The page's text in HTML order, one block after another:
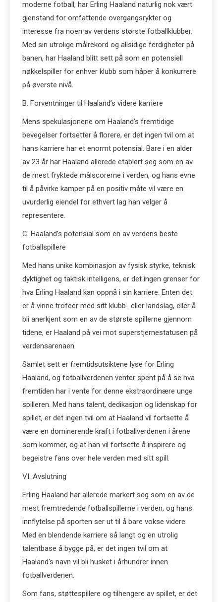
moderne fotball, har Erling Haaland naturlig nok vært
gjenstand for omfattende overgangsrykter og
interesse fra noen av verdens største fotballklubber.
Med sin utrolige målrekord og allsidige ferdigheter på
banen, har Haaland blitt sett på som en potensiell
nøkkelspiller for enhver klubb som håper å konkurrere
på øverste nivå.
B. Forventninger til Haaland’s videre karriere
Mens spekulasjonene om Haaland’s fremtidige
bevegelser fortsetter å florere, er det ingen tvil om at
hans karriere har et enormt potensial. Bare i en alder
av 23 år har Haaland allerede etablert seg som en av
de mest fryktede målscorerne i verden, og hans evne
til å påvirke kamper på en positiv måte vil være en
uvurderlig eiendel for ethvert lag han velger å
representere.
C. Haaland’s potensial som en av verdens beste
fotballspillere
Med hans unike kombinasjon av fysisk styrke, teknisk
dyktighet og taktisk intelligens, er det ingen grenser for
hva Erling Haaland kan oppnå i sin karriere. Enten det
er å vinne trofeer med sitt klubb- eller landslag, eller å
bli anerkjent som en av de største spillerne gjennom
tidene, er Haaland på vei mot superstjernestatusen på
verdensarenaen.
Samlet sett er fremtidsutsiktene lyse for Erling
Haaland, og fotballverdenen venter spent på å se hva
fremtiden har i vente for denne ekstraordinære unge
spilleren. Med hans talent, dedikasjon og lidenskap for
spillet, er det ingen tvil om at Haaland vil fortsette å
være en dominerende kraft i fotballverdenen i årene
som kommer, og at han vil fortsette å inspirere og
begeistre fans over hele verden med sitt spill.
VI. Avslutning
Erling Haaland har allerede markert seg som en av de
mest fremtredende fotballspillerne i verden, og hans
innflytelse på sporten ser ut til å bare vokse videre.
Med en blendende karriere så langt og en utrolig
talentbase å bygge på, er det ingen tvil om at
Haaland’s navn vil bli husket i århundrer innen
fotballverdenen.
Som fans, støttespillere og tilhengere av spillet, er det